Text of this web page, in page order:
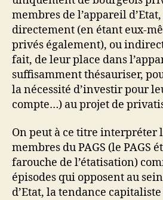
membres de l’appareil
directement (en étant eux-
privés également), ou
fait, de leur place dans
suffisamment thésauriser,
la nécessité d’investir pour
compte…) au projet de
On peut à ce titre interpréter
membres du PAGS (le PAGS
farouche de l’étatisation)
épisodes qui opposent au
d’Etat, la tendance capitaliste